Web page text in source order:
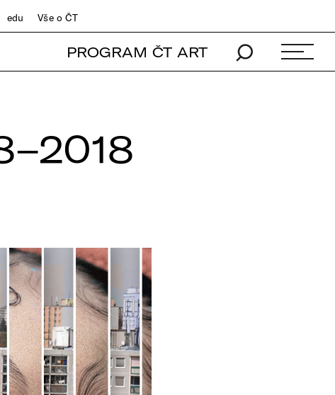
edu Vše o ČT
PROGRAM ČT ART